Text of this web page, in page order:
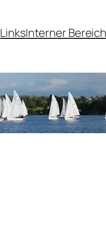
LinksInterner Bereich